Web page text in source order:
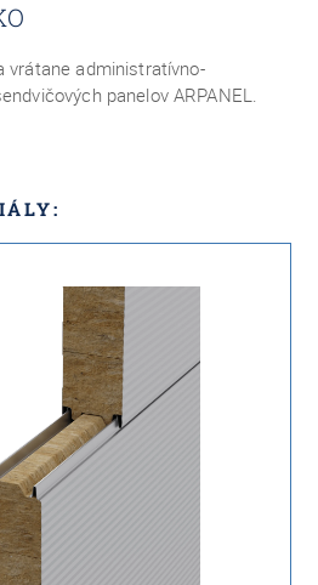
vrátane administratívno-
panelov ARPANEL.